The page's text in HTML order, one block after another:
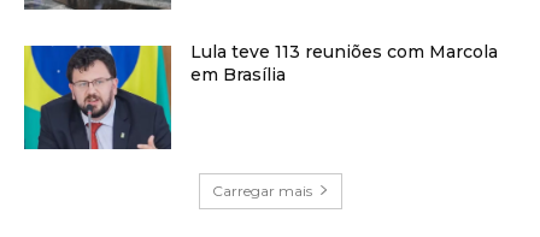
Lula teve 113 reuniões com Marcola
em Brasília
Carregar mais